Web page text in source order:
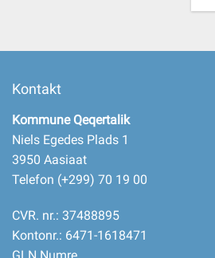
Kontakt
Kommune Qeqertalik
Niels Egedes Plads 1
3950 Aasiaat
Telefon (+299) 70 19 00
CVR. nr.: 37488895
Kontonr.: 6471-1618471